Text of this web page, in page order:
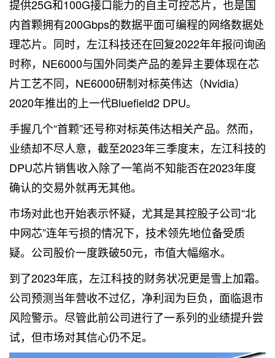
提供25G和100G接口能力的自主可控芯片，也是国
内首颗拥有200Gbps的数据平面可编程的网络数据处
理芯片。同时，左江科技还在回复2022年年报问询函
时称，NE6000与国外同类产品的差异主要体现在芯
片工艺不同，NE6000研制对标英伟达（Nvidia）
2020年推出的上一代Bluefield2 DPU。
手握几个“首颗”还号称对标英伟达相关产品。然而，
业绩却不尽人意，截至2023年三季度末，左江科技的
DPU芯片销售收入除了一笔尚不知能否在2023年度
确认的交易外就再无其他。
市场对此也开始表示怀疑，尤其是其控股子公司“北
中网芯”连年亏损的情况下，技术领先地位备受质
疑。公司股价一度跌破50元，市值大幅缩水。
到了2023年底，左江科技的财务状况更是雪上加霜。
公司预测当年营收不过亿，净利润为巨负，面临退市
风险警示。尽管此前公司进行了一系列的业绩提升尝
试，但市场对其信心仍不足。